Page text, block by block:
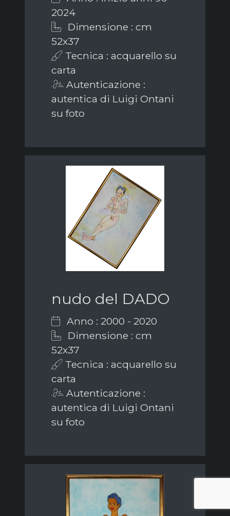
2024
Dimensione : cm
52x37
Tecnica : acquarello su
carta
Autenticazione :
autentica di Luigi Ontani
su foto
nudo del DADO
Anno : 2000 - 2020
Dimensione : cm
52x37
Tecnica : acquarello su
carta
Autenticazione :
autentica di Luigi Ontani
su foto